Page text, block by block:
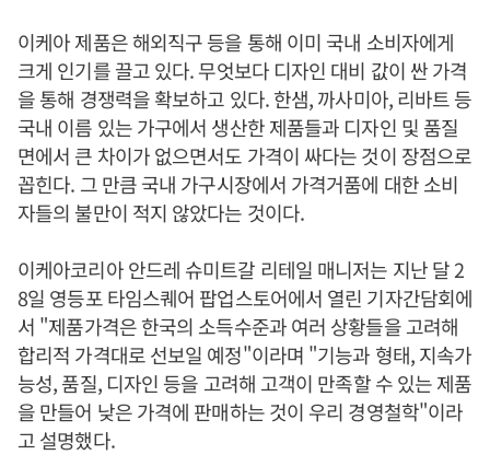
이케아 제품은 해외직구 등을 통해 이미 국내 소비자에게
크게 인기를 끌고 있다. 무엇보다 디자인 대비 값이 싼 가격
을 통해 경쟁력을 확보하고 있다. 한샘, 까사미아, 리바트 등
국내 이름 있는 가구에서 생산한 제품들과 디자인 및 품질
면에서 큰 차이가 없으면서도 가격이 싸다는 것이 장점으로
꼽힌다. 그 만큼 국내 가구시장에서 가격거품에 대한 소비
자들의 불만이 적지 않았다는 것이다.
이케아코리아 안드레 슈미트갈 리테일 매니저는 지난 달 2
8일 영등포 타임스퀘어 팝업스토어에서 열린 기자간담회에
서 "제품가격은 한국의 소득수준과 여러 상황들을 고려해
합리적 가격대로 선보일 예정"이라며 "기능과 형태, 지속가
능성, 품질, 디자인 등을 고려해 고객이 만족할 수 있는 제품
을 만들어 낮은 가격에 판매하는 것이 우리 경영철학"이라
고 설명했다.